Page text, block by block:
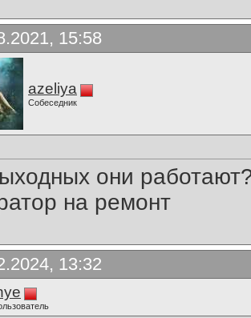
15:58
azeliya
Собеседник
они
на ремонт
13:32